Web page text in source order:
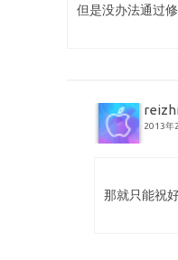
但是没办法通过
2013年
那就只能祝